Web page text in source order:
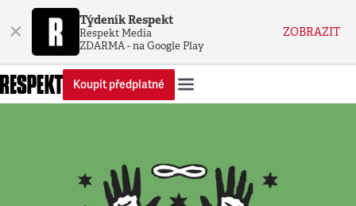
× Týdeník Respekt
Respekt Media
ZDARMA - na Google Play
ZOBRAZIT
Koupit předplatné